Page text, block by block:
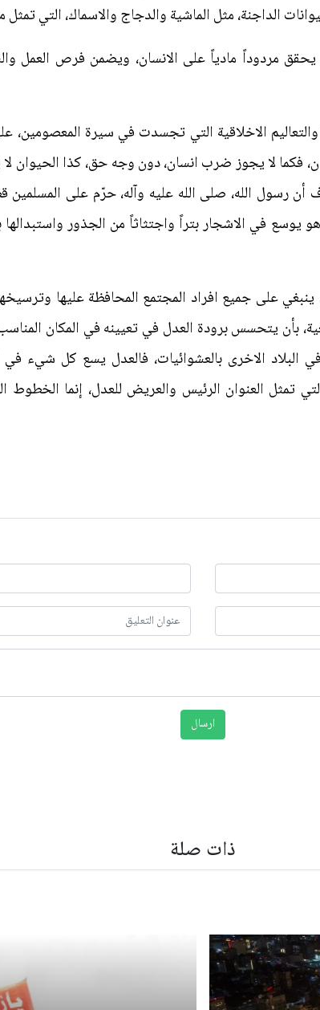
الداجنة، مثل الماشية والدجاج والاسماك، التي
مردوداً مادياً على الانسان، ويضمن فرص العمل
الاخلاقية التي تجسدت في سيرة المعصومين،
فكما لا يجوز ضرب انسان، دون وجه حق، كذا
أن رسول الله، صلى الله عليه وآله، حرّم على
يوسع في الاشجار بتراً واجتثاثاً من الجذور
على جميع افراد المجتمع المحافظة عليها
بأن يتحسس برودة العدل في تعيينه في المكان
البلاد الاخرى بالعشوائيات، فالعدل يسع كل شيء في
تمثل العنوان الرئيس والعريض للعدل، إنما
ذات صلة